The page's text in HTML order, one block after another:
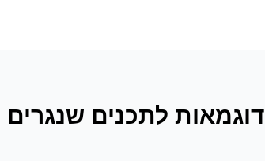
דוגמאות לתכנים שנגרים